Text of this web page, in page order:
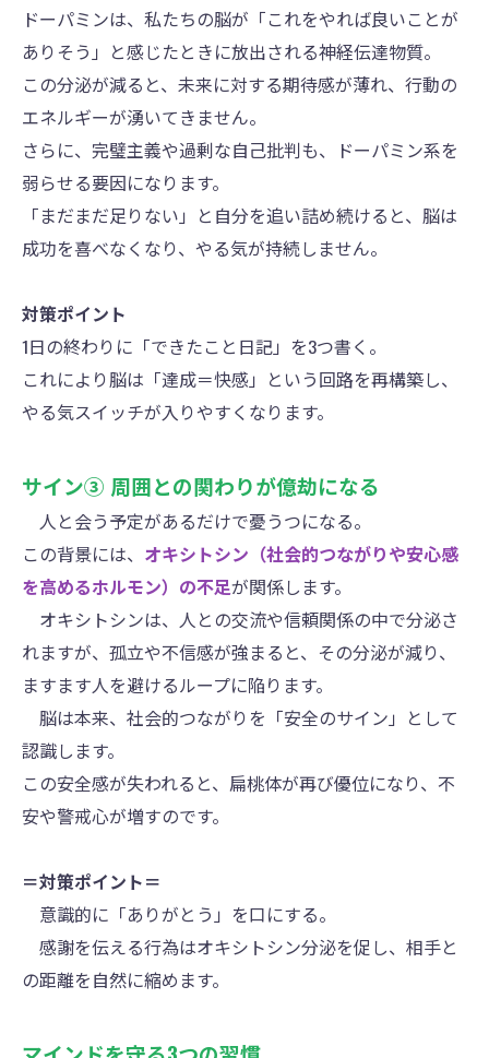
ドーパミンは、私たちの脳が「これをやれば良いことが
ありそう」と感じたときに放出される神経伝達物質。
この分泌が減ると、未来に対する期待感が薄れ、行動の
エネルギーが湧いてきません。
さらに、完璧主義や過剰な自己批判も、ドーパミン系を
弱らせる要因になります。
「まだまだ足りない」と自分を追い詰め続けると、脳は
成功を喜べなくなり、やる気が持続しません。
対策ポイント
1日の終わりに「できたこと日記」を3つ書く。
これにより脳は「達成＝快感」という回路を再構築し、
やる気スイッチが入りやすくなります。
サイン③ 周囲との関わりが億劫になる
人と会う予定があるだけで憂うつになる。
この背景には、 オキシトシン（社会的つながりや安心感
を高めるホルモン）の不足が関係します。
オキシトシンは、人との交流や信頼関係の中で分泌さ
れますが、孤立や不信感が強まると、その分泌が減り、
ますます人を避けるループに陥ります。
脳は本来、社会的つながりを「安全のサイン」として
認識します。
この安全感が失われると、扁桃体が再び優位になり、不
安や警戒心が増すのです。
＝対策ポイント＝
意識的に「ありがとう」を口にする。
感謝を伝える行為はオキシトシン分泌を促し、相手と
の距離を自然に縮めます。